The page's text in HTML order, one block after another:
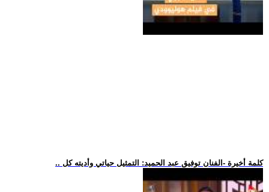
.. كلمة أخيرة -الفنان توفيق عبد الحميد: التمثيل حياتي وأديته كل